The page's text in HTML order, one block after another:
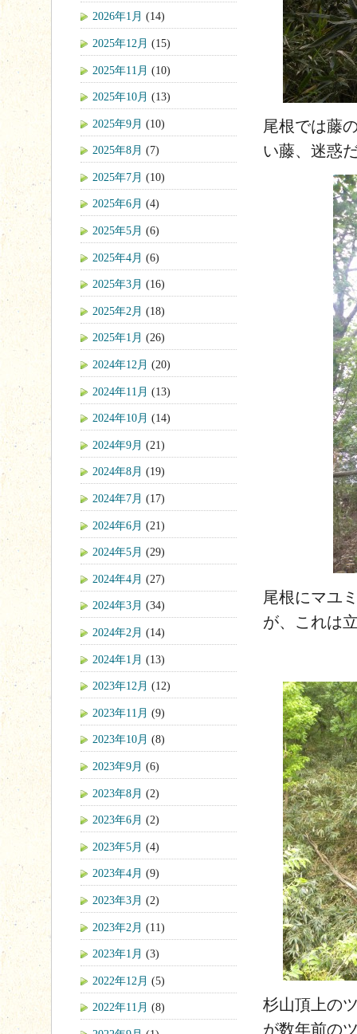
尾根では藤
い藤、迷惑
尾根にマユ
が、これは
杉山頂上の
が数年前の
2026年1月 (14)
2025年12月 (15)
2025年11月 (10)
2025年10月 (13)
2025年9月 (10)
2025年8月 (7)
2025年7月 (10)
2025年6月 (4)
2025年5月 (6)
2025年4月 (6)
2025年3月 (16)
2025年2月 (18)
2025年1月 (26)
2024年12月 (20)
2024年11月 (13)
2024年10月 (14)
2024年9月 (21)
2024年8月 (19)
2024年7月 (17)
2024年6月 (21)
2024年5月 (29)
2024年4月 (27)
2024年3月 (34)
2024年2月 (14)
2024年1月 (13)
2023年12月 (12)
2023年11月 (9)
2023年10月 (8)
2023年9月 (6)
2023年8月 (2)
2023年6月 (2)
2023年5月 (4)
2023年4月 (9)
2023年3月 (2)
2023年2月 (11)
2023年1月 (3)
2022年12月 (5)
2022年11月 (8)